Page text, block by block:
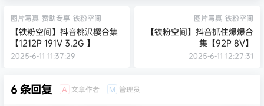
图片写真 赞助专享 铁粉空间
【铁粉空间】抖音桃沢樱合集
【1212P 191V 3.2G 】
2025-6-11 11:37:29
图片写真 铁粉空间
【铁粉空间】抖音抓住爆爆合
集【92P 8V】
2025-6-11 12:27:31
6 条回复 A 文章作者 M 管理员